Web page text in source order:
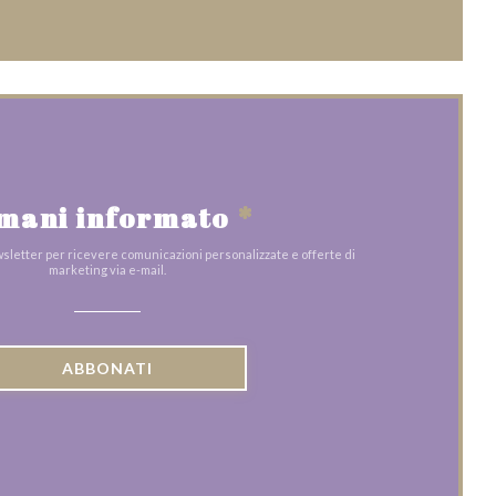
informato *
per ricevere comunicazioni personalizzate e offerte di
marketing via e-mail.
ABBONATI